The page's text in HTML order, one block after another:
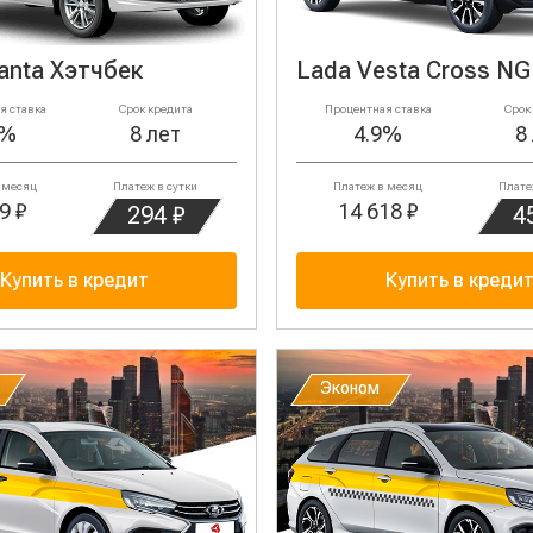
Хэтчбек
ставка Срок кредита
8 лет
месяц
₽
Платеж в сутки
294 ₽
Купить в кредит
Lada Vesta Cross NG
Процентная ставка
4.9%
Срок
8
Платеж в месяц
14 618 ₽
Купить в кредит
Эконом
Эконом